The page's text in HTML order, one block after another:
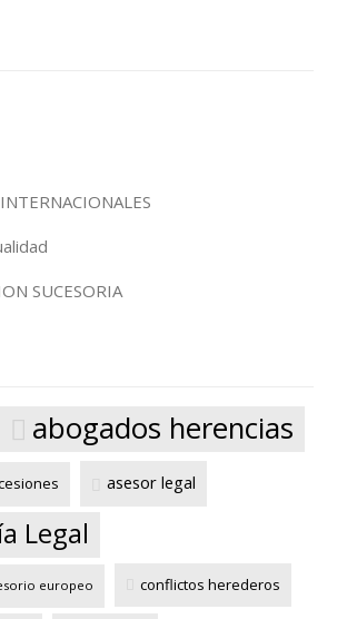
SUCESORIA
abogados herencias
asesor legal
Legal
europeo conflictos herederos